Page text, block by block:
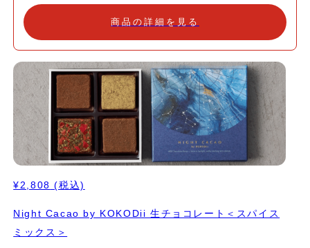
商品の詳細を見る
¥2,808 (税込)
Night Cacao by KOKODii 生チョコレート＜スパイス
ミックス＞